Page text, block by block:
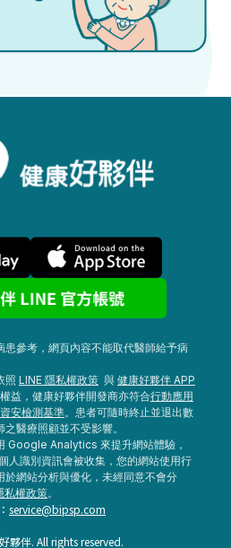
患參考，網頁內容不能取代醫師給予病
照 LINE 隱私權政策 與 健康好夥伴 APP
益，健康好夥伴開發商亦符合行動應用
安檢測基準。患者可隨時終止並退出數
醫療照顧並不受影響。
Google Analytics 來提升網站體驗，
人識別資訊會被收集，您的網站使用行
於網站分析與優化，未經同意不會分
私權政策。
service@bipsp.com
夥伴. All rights reserved.